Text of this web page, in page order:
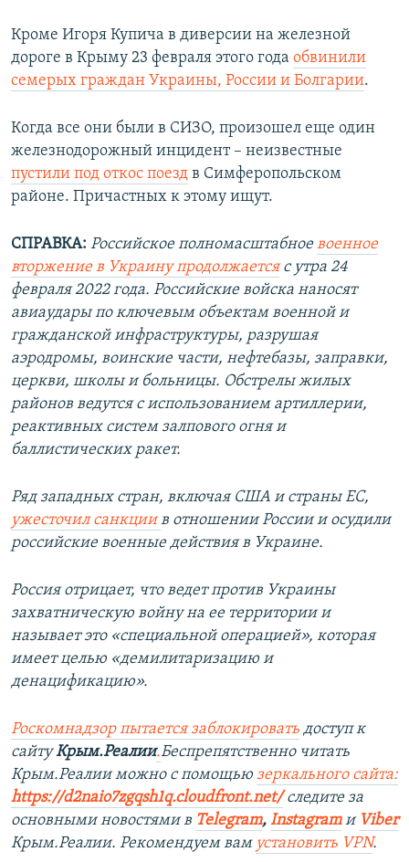
Кроме Игоря Купича в диверсии на железной
дороге в Крыму 23 февраля этого года обвинили
семерых граждан Украины, России и Болгарии.
Когда все они были в СИЗО, произошел еще один
железнодорожный инцидент – неизвестные
пустили под откос поезд в Симферопольском
районе. Причастных к этому ищут.
СПРАВКА: Российское полномасштабноевоенное
вторжение в Украину продолжаетсяс утра 24
февраля 2022 года. Российские войска наносят
авиаудары по ключевым объектам военной и
гражданской инфраструктуры, разрушая
аэродромы, воинские части, нефтебазы, заправки,
церкви, школы и больницы. Обстрелы жилых
районов ведутся с использованием артиллерии,
реактивных систем залпового огня и
баллистических ракет.
Ряд западных стран, включая США и страны ЕС,
ужесточил санкциив отношении России и осудили
российские военные действия в Украине.
Россия отрицает, что ведет против Украины
захватническую войну на ее территории и
называет это «специальной операцией», которая
имеет целью «демилитаризацию и
денацификацию».
Роскомнадзор пытается заблокировать доступ к
сайтуКрым.Реалии.Беспрепятственно читать
Крым.Реалии можно с помощью зеркального сайта:
https://d2naio7zgqsh1q.cloudfront.net/ следите за
основными новостями в Telegram, Instagramи Viber
Крым.Реалии. Рекомендуем вам установить VPN.